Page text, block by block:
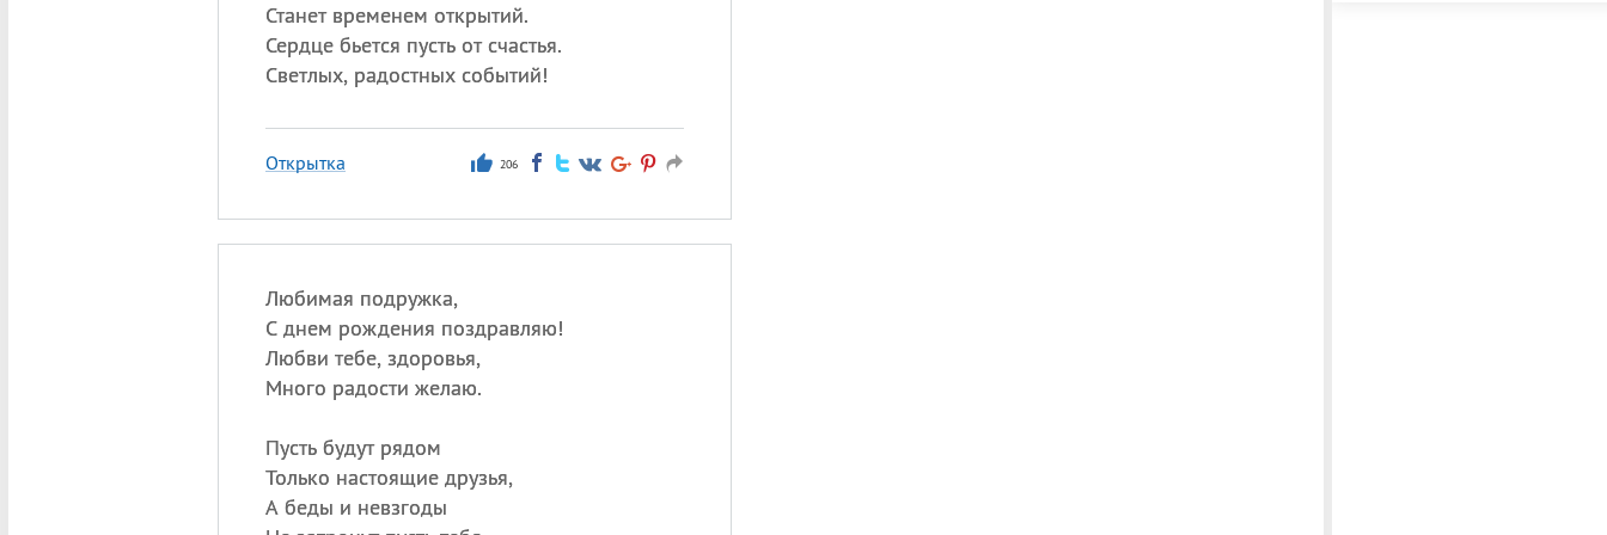
Станет временем открытий.
Сердце бьется пусть от счастья.
Светлых, радостных событий!
Открытка 206
Любимая подружка,
С днем рождения поздравляю!
Любви тебе, здоровья,
Много радости желаю.
Пусть будут рядом
Только настоящие друзья,
А беды и невзгоды